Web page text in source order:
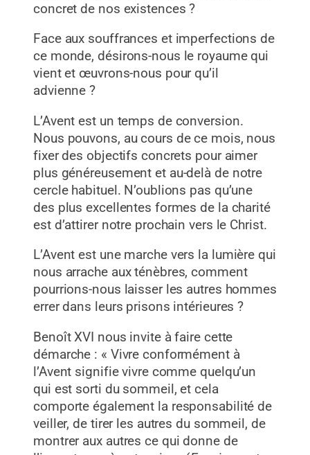
concret de nos existences ?
Face aux souffrances et imperfections de
ce monde, désirons-nous le royaume qui
vient et œuvrons-nous pour qu’il
advienne ?
L’Avent est un temps de conversion.
Nous pouvons, au cours de ce mois, nous
fixer des objectifs concrets pour aimer
plus généreusement et au-delà de notre
cercle habituel. N’oublions pas qu’une
des plus excellentes formes de la charité
est d’attirer notre prochain vers le Christ.
L’Avent est une marche vers la lumière qui
nous arrache aux ténèbres, comment
pourrions-nous laisser les autres hommes
errer dans leurs prisons intérieures ?
Benoît XVI nous invite à faire cette
démarche : « Vivre conformément à
l’Avent signifie vivre comme quelqu’un
qui est sorti du sommeil, et cela
comporte également la responsabilité de
veiller, de tirer les autres du sommeil, de
montrer aux autres ce qui donne de